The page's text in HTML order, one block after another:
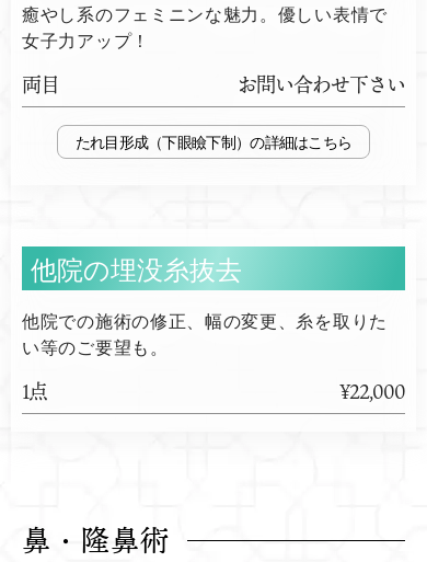
癒やし系のフェミニンな魅力。優しい表情で
女子力アップ！
両目 お問い合わせ下さい
たれ目形成（下眼瞼下制）
他院の埋没糸抜去
他院での施術の修正、幅の変更、糸を取りた
い等のご要望も。
1点 ¥22,000
鼻・隆鼻術